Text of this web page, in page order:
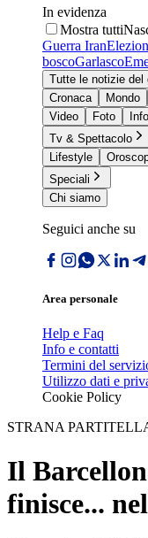
In evidenza
Mostra tutti
Guerra Iran
boscoGarlasco
Tutte le notizie del
Cronaca
Mondo
Video
Foto
Tv & Spettacolo
Lifestyle
Speciali
Chi siamo
Seguici anche su
Area personale
Help e Faq
Info e contatti
Termini del
Utilizzo dati e
Cookie Policy
STRANA
Il
finisce...